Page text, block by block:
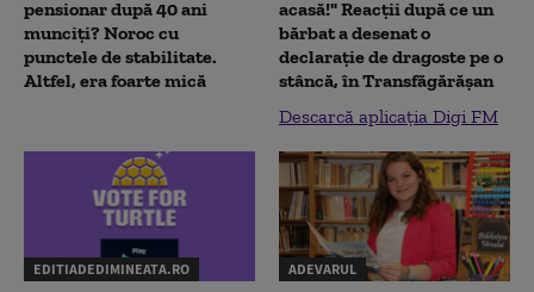
pensionar după 40 ani
munciți? Noroc cu
punctele de stabilitate.
Altfel, era foarte mică
acasă!" Reacţii după ce un
bărbat a desenat o
declaraţie de dragoste pe o
stâncă, în Transfăgărăşan
Descarcă aplicația Digi FM
EDITIADEDIMINEATA.RO ADEVARUL